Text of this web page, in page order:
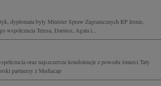
dyplomata były Minister Spraw Zagranicznych RP Irenie,
współczucia Teresa, Dariusz, Agata i...
oraz najszczersze kondolencje z powodu śmierci Taty
partnerzy z Mediacap